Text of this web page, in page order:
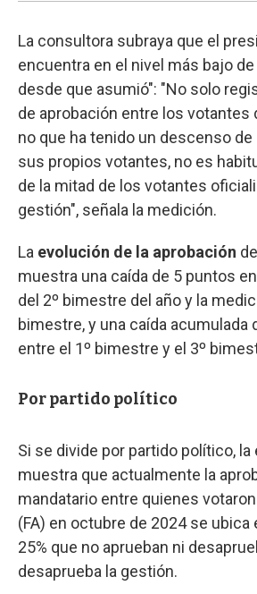
La consultora subraya que el
encuentra en el nivel más bajo
desde que asumió": "No solo
de aprobación entre los votantes
no que ha tenido un descenso
sus propios votantes, no es
de la mitad de los votantes
gestión", señala la medición.
La evolución de la aprobación
muestra una caída de 5 puntos
del 2º bimestre del año y la
bimestre, y una caída acumulada
entre el 1º bimestre y el 3º
Por partido político
Si se divide por partido político, la
muestra que actualmente la
mandatario entre quienes
(FA) en octubre de 2024 se ubica
25% que no aprueban ni
desaprueba la gestión.